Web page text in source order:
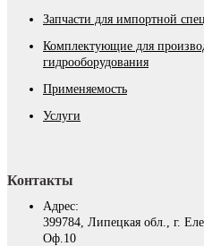
Запчасти для импортной
Комплектующие для
гидрооборудования
Применяемость
Услуги
Контакты
Адрес:
399784, Липецкая обл., г.
Оф.10